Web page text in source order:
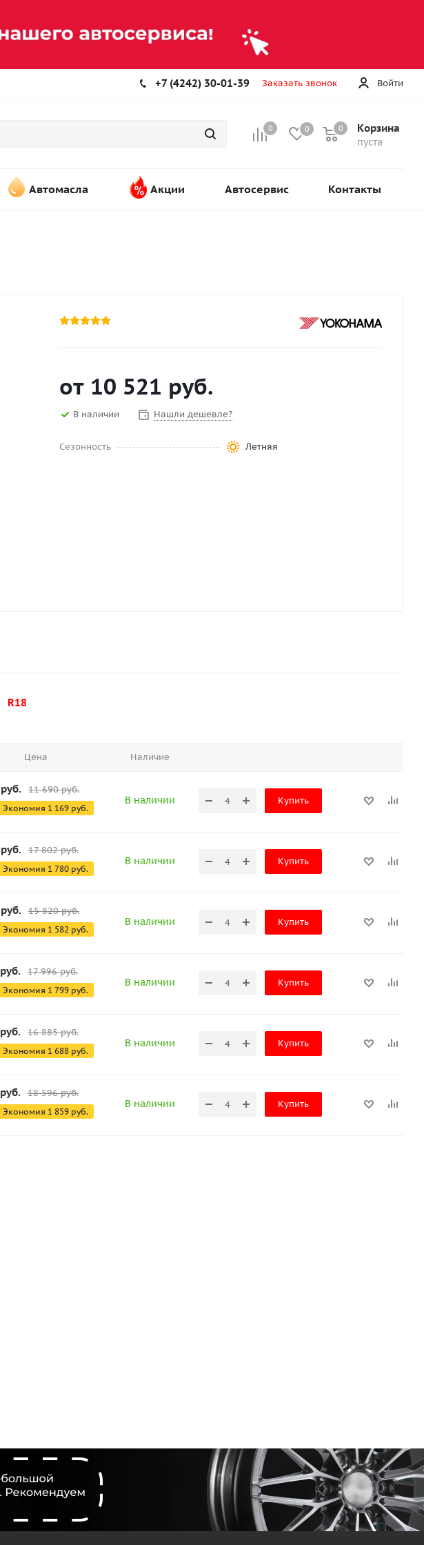
Войти
+7 (4242) 30-01-39 Заказать звонок
0 0 Корзина
пуста
0
Автомасла Акции Автосервис Контакты
от 10 521 руб.
В наличии Нашли дешевле?
Сезонность Летняя
R18
Цена Наличие
руб. 11 690руб.
Экономия 1 169 руб.
В наличии Купить
руб. 17 802руб.
Экономия 1 780 руб.
В наличии Купить
руб. 15 820руб.
Экономия 1 582 руб.
В наличии Купить
руб. 17 996руб.
Экономия 1 799 руб.
В наличии Купить
руб. 16 885руб.
Экономия 1 688 руб.
В наличии Купить
руб. 18 596руб.
Экономия 1 859 руб.
В наличии Купить